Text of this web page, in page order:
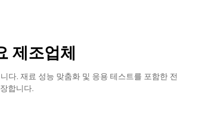
제조업체
다. 재료 성능 맞춤화 및 응용 테스트를 포함한 전
합니다.